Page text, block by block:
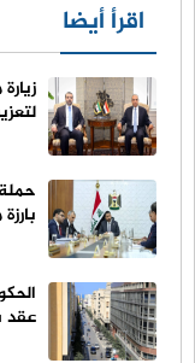
اقرأ أيضا
عقد